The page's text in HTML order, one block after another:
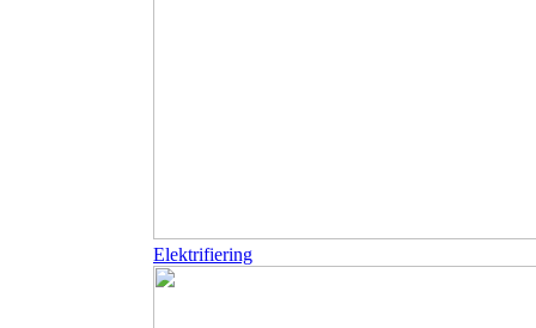
Elektrifiering